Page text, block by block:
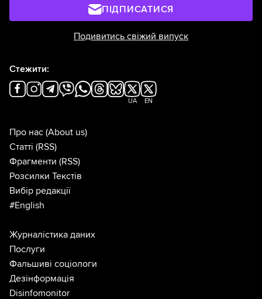
ПІДПИСАТИСЯ
Подивитись свіжий випуск
Стежити:
UA EN
Про нас (About us)
Статті (RSS)
Фрагменти (RSS)
Розсилки Текстів
Вибір редакції
#English
Журналістика даних
Послуги
Фальшиві соціологи
Дезінформація
Disinfomonitor